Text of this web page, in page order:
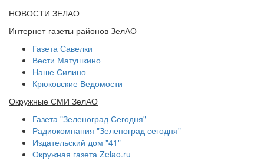
НОВОСТИ ЗЕЛАО
Интернет-газеты районов ЗелАО
Газета Савелки
Вести Матушкино
Наше Силино
Крюковские Ведомости
Окружные СМИ ЗелАО
Газета "Зеленоград Сегодня"
Радиокомпания "Зеленоград сегодня"
Издательский дом "41"
Окружная газета Zelao.ru